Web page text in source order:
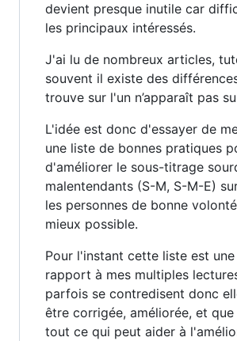
devient presque inutile car
les principaux intéressés.
J'ai lu de nombreux articles,
souvent il existe des
trouve sur l'un n’apparaît pas
L'idée est donc d'essayer de
une liste de bonnes pratiques
d'améliorer le sous-titrage
malentendants (S-M, S-M-E)
les personnes de bonne
mieux possible.
Pour l'instant cette liste est
rapport à mes multiples
parfois se contredisent donc
être corrigée, améliorée, et
tout ce qui peut aider à